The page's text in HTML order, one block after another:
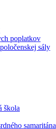
poplatkov
sály
škola
samaritána